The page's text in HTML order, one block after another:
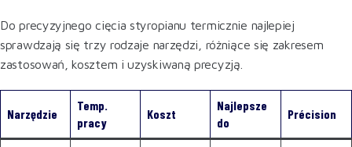
Do precyzyjnego cięcia styropianu termicznie najlepiej
sprawdzają się trzy rodzaje narzędzi, różniące się zakresem
zastosowań, kosztem i uzyskiwaną precyzją.
Narzędzie
Temp.
pracy
Koszt
Najlepsze
do
Précision